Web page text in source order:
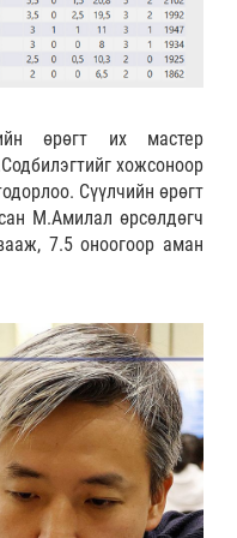
өрөгт их мастер
хожсоноор
Сүүлчийн өрөгт
М.Амилал өрсөлдөгч
7.5 оноогоор аман